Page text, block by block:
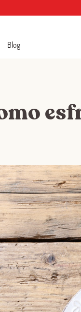
Blog